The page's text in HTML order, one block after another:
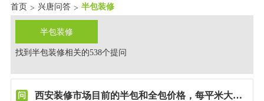
首页 > 兴唐问答 > 半包装修
半包装修
找到半包装修相关的538个提问
西安装修市场目前的半包和全包价格，每平米大概是多少钱？